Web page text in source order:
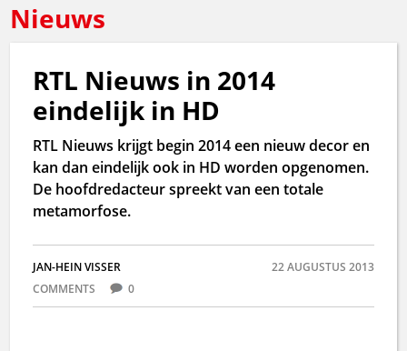
Nieuws
RTL Nieuws in 2014
eindelijk in HD
RTL Nieuws krijgt begin 2014 een nieuw decor en
kan dan eindelijk ook in HD worden opgenomen.
De hoofdredacteur spreekt van een totale
metamorfose.
JAN-HEIN VISSER
22 AUGUSTUS 2013
COMMENTS
0